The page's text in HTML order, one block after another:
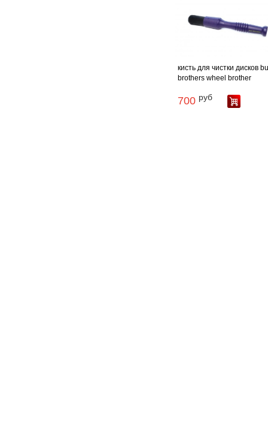
кисть для чистки дисков
brothers wheel brother
700 руб